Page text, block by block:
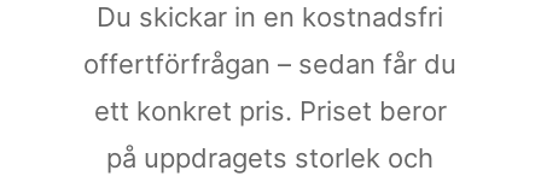
Du skickar in en kostnadsfri
offertförfrågan – sedan får du
ett konkret pris. Priset beror
på uppdragets storlek och